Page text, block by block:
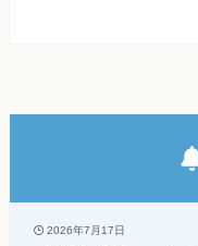
2026年7月17日